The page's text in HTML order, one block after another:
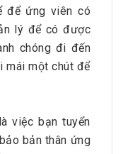
để ứng viên có
lý để có được
chóng đi đến
mái một chút để
việc bạn tuyển
bản thân ứng